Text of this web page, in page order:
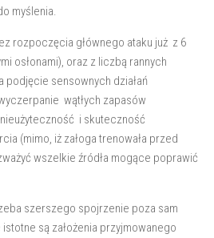
myślenia.
rozpoczęcia głównego ataku już z 6
osłonami), oraz z liczbą rannych
podjęcie sensownych działań
wątłych zapasów
i skuteczność
(mimo, iż załoga trenowała przed
wszelkie źródła mogące poprawić
szerszego spojrzenie poza sam
są założenia przyjmowanego